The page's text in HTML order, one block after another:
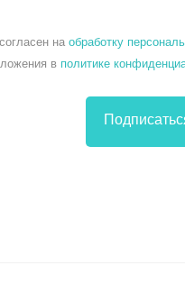
на обработку
в политике